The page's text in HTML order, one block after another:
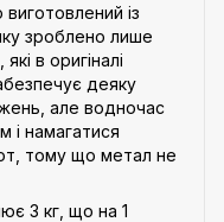
виготовлений із
зроблено лише
в оригіналі
деяку
але водночас
і намагатися
тому що метал не
3 кг, що на 1